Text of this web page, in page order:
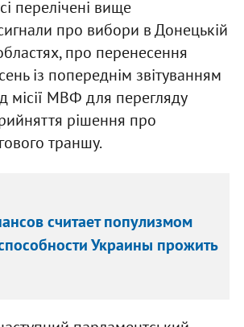
перелічені вище
про вибори в Донецькій
про перенесення
із попереднім звітуванням
місії МВФ для перегляду
рішення про
траншу.
считает популизмом
Украины прожить